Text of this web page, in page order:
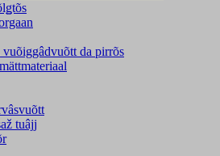
vuõiggâdvuõtt da pirrõs
tuâjj